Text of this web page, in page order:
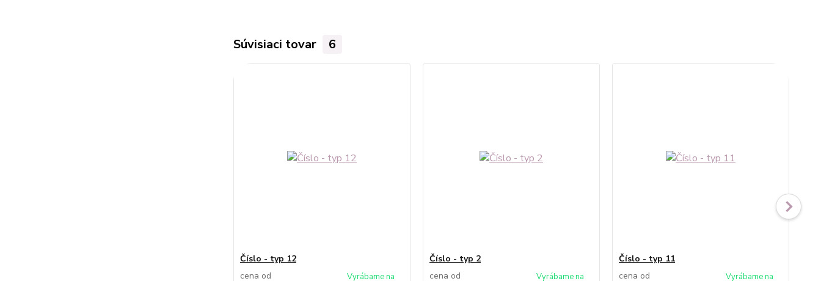
Súvisiaci tovar 6
Číslo - typ 12
cena od
Vyrábame na
Číslo - typ 2
cena od
Vyrábame na
Číslo - typ 11
cena od
Vyrábame na